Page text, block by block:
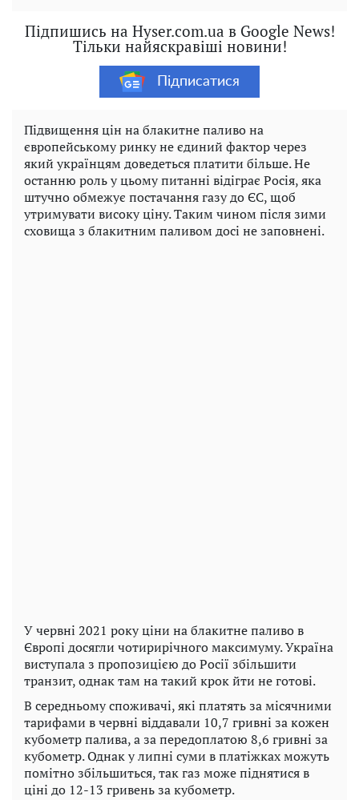
Підпишись на Hyser.com.ua в Google News!
Тільки найяскравіші новини!
Підписатися
Підвищення цін на блакитне паливо на
європейському ринку не єдиний фактор через
який українцям доведеться платити більше. Не
останню роль у цьому питанні відіграє Росія, яка
штучно обмежує постачання газу до ЄС, щоб
утримувати високу ціну. Таким чином після зими
сховища з блакитним паливом досі не заповнені.
У червні 2021 року ціни на блакитне паливо в
Європі досягли чотирирічного максимуму. Україна
виступала з пропозицією до Росії збільшити
транзит, однак там на такий крок йти не готові.
В середньому споживачі, які платять за місячними
тарифами в червні віддавали 10,7 гривні за кожен
кубометр палива, а за передоплатою 8,6 гривні за
кубометр. Однак у липні суми в платіжках можуть
помітно збільшиться, так газ може піднятися в
ціні до 12-13 гривень за кубометр.